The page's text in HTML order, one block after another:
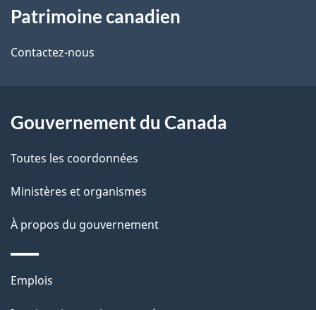
i
l
d
e
p
a
propos
de
site
Patrimoine canadien
Contactez-nous
Gouvernement du Canada
Toutes les coordonnées
Ministères et organismes
À propos du gouvernement
Thèmes
Emplois